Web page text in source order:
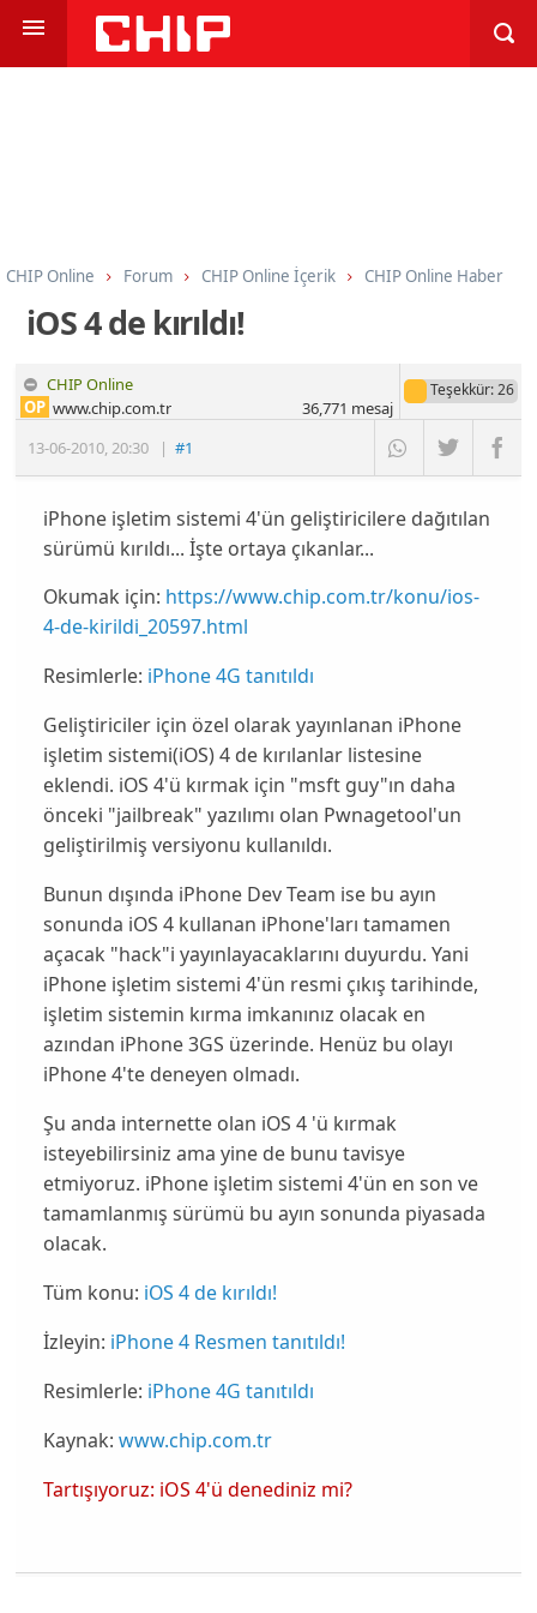
CHIP Online Forum CHIP Online İçerik CHIP Online Haber
iOS 4 de kırıldı!
CHIP Online
13-06-2010,20:30 |#1
OP www.chip.com.tr
Teşekkür: 26
36,771 mesaj
iPhone işletim sistemi 4'ün geliştiricilere dağıtılan
sürümü kırıldı... İşte ortaya çıkanlar...
Okumak için: https://www.chip.com.tr/konu/ios-
4-de-kirildi_20597.html
Resimlerle: iPhone 4G tanıtıldı
Geliştiriciler için özel olarak yayınlanan iPhone
işletim sistemi(iOS) 4 de kırılanlar listesine
eklendi. iOS 4'ü kırmak için "msft guy"ın daha
önceki "jailbreak" yazılımı olan Pwnagetool'un
geliştirilmiş versiyonu kullanıldı.
Bunun dışında iPhone Dev Team ise bu ayın
sonunda iOS 4 kullanan iPhone'ları tamamen
açacak "hack"i yayınlayacaklarını duyurdu. Yani
iPhone işletim sistemi 4'ün resmi çıkış tarihinde,
işletim sistemin kırma imkanınız olacak en
azından iPhone 3GS üzerinde. Henüz bu olayı
iPhone 4'te deneyen olmadı.
Şu anda internette olan iOS 4 'ü kırmak
isteyebilirsiniz ama yine de bunu tavisye
etmiyoruz. iPhone işletim sistemi 4'ün en son ve
tamamlanmış sürümü bu ayın sonunda piyasada
olacak.
Tüm konu: iOS 4 de kırıldı!
İzleyin: iPhone 4 Resmen tanıtıldı!
Resimlerle: iPhone 4G tanıtıldı
Kaynak: www.chip.com.tr
Tartışıyoruz: iOS 4'ü denediniz mi?